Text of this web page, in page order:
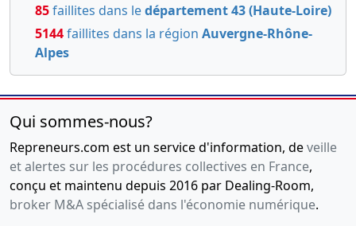
85faillites dans ledépartement 43 (Haute-Loire)
5144faillites dans la région Auvergne-Rhône-
Alpes
Qui sommes-nous?
Repreneurs.com est un service d'information, deveille
et alertes sur les procédures collectives en France,
conçu et maintenu depuis 2016 par Dealing-Room,
broker M&A spécialisé dans l'économie numérique.